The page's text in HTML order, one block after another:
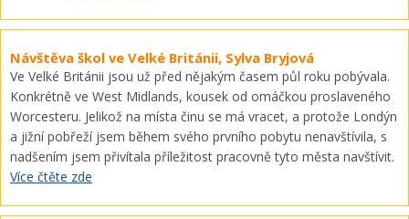
Návštěva škol ve Velké Británii, Sylva Bryjová
Ve Velké Británii jsou už před nějakým časem půl roku pobývala.
Konkrétně ve West Midlands, kousek od omáčkou proslaveného
Worcesteru. Jelikož na místa činu se má vracet, a protože Londýn
a jižní pobřeží jsem během svého prvního pobytu nenavštívila, s
nadšením jsem přivítala příležitost pracovně tyto města navštívit.
Více čtěte zde